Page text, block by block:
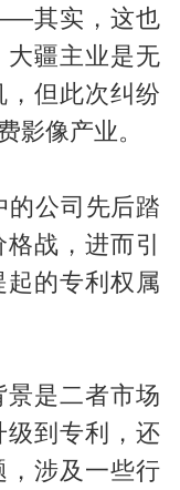
其实，这也
大疆主业是无
，但此次纠纷
影像产业。
的公司先后踏
战，进而引
的专利权属
是二者市场
级到专利，还
，涉及一些行